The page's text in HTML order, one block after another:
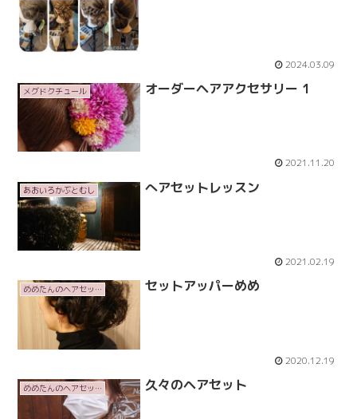
2024.03.09
メグドクチュール オーダーヘアアクセサリー 1
2021.11.20
あおいろかぶとむし へアセットレッスン
2021.02.19
めめたんのヘアセット セットアッパーめめ
2020.12.19
めめたんのヘアセット 久々のヘアセット